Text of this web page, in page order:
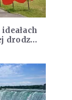
drodze